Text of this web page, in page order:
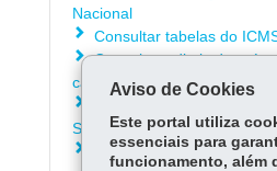
Nacional
Consultar tabelas do
Consultar editais de pré-
cancelamento da inscrição
Consultar termos de
Simples Nacional
Saber como entregar a
Aviso de Cookies
Este portal utiliza
essenciais para
funcionamento, além